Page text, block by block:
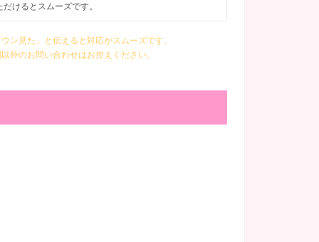
けるとスムーズです。
ン見た」と伝えると対応がスムーズです。
外のお問い合わせはお控えください。